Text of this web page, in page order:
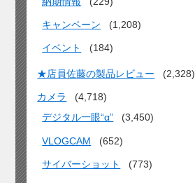
キャンペーン (1,208)
イベント (184)
★店員佐藤の製品レビュー (2,328)
カメラ
(4,718)
デジタル一眼“α”
(3,450)
VLOGCAM (652)
サイバーショット (773)